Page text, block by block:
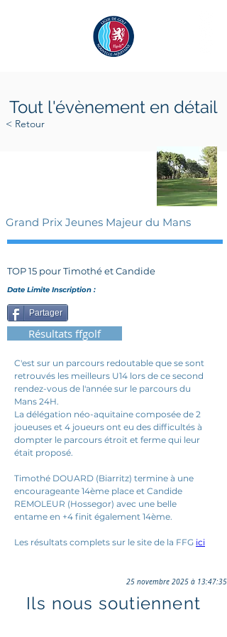
Tout l'évènement en détail
< Retour
Grand Prix Jeunes Majeur du Mans
TOP 15 pour Timothé et Candide
Date Limite Inscription :
Partager
Résultats ffgolf
C'est sur un parcours redoutable que se sont
retrouvés les meilleurs U14 lors de ce second
rendez-vous de l'année sur le parcours du
Mans 24H.
La délégation néo-aquitaine composée de 2
joueuses et 4 joueurs ont eu des difficultés à
dompter le parcours étroit et ferme qui leur
était proposé.
Timothé DOUARD (Biarritz) termine à une
encourageante 14ème place et Candide
REMOLEUR (Hossegor) avec une belle
entame en +4 finit également 14ème.
Les résultats complets sur le site de la FFG ici
25 novembre 2025 à 13:47:35
Ils nous soutiennent